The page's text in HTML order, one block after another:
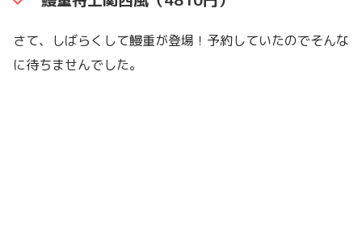
さて、しばらくして鰻重が登場！予約していたのでそんな
に待ちませんでした。